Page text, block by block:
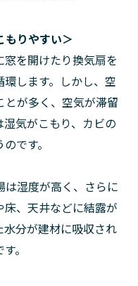
もりやすい＞
を開けたり換気扇を
します。しかし、空
とが多く、空気が滞留
気がこもり、カビの
です。
は湿度が高く、さらに
、天井などに結露が
分が建材に吸収され
。